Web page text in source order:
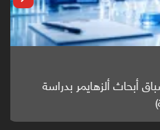
أبحاث ألزهايمر بدراسة